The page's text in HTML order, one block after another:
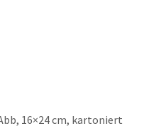
16×24 cm, kartoniert